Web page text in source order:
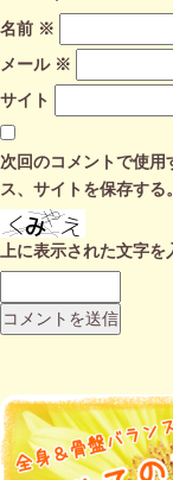
名前 ※
メール ※
サイト
次回のコメントで使用
ス、サイトを保存する。
上に表示された文字を